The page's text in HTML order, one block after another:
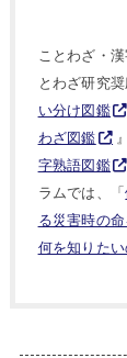
ことわざ・
とわざ研究
い分け図鑑
わざ図鑑
字熟語図鑑
ラムでは、「
る災害時の
何を知りた